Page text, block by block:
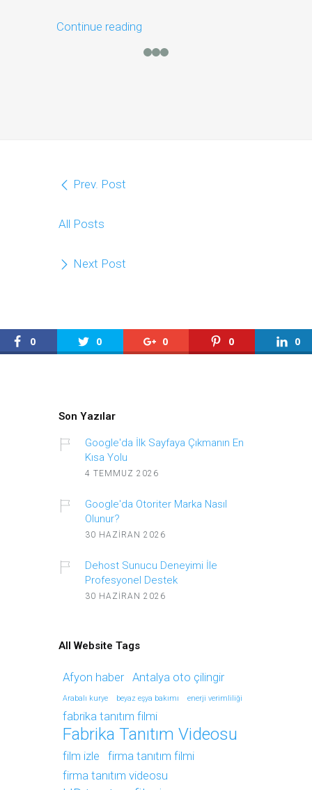
Continue reading
Prev. Post
All Posts
Next Post
0 0 0 0 0
Son Yazılar
Google'da İlk Sayfaya Çıkmanın En
Kısa Yolu
4 TEMMUZ 2026
Google'da Otoriter Marka Nasıl
Olunur?
30 HAZIRAN 2026
Dehost Sunucu Deneyimi İle
Profesyonel Destek
30 HAZIRAN 2026
All Website Tags
Afyon haber Antalya oto çilingir
Arabalı kurye beyaz eşya bakımı enerji verimliliği
fabrika tanıtım filmi
Fabrika Tanıtım Videosu
film izle
firma tanıtım filmi
firma tanıtım videosu